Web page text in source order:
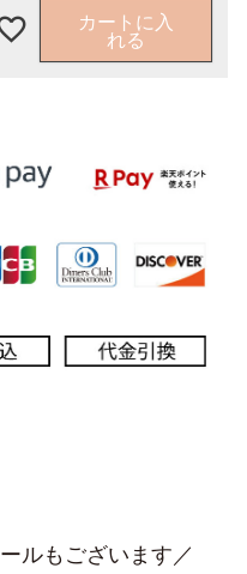
カートに入
れる
ルもございます／